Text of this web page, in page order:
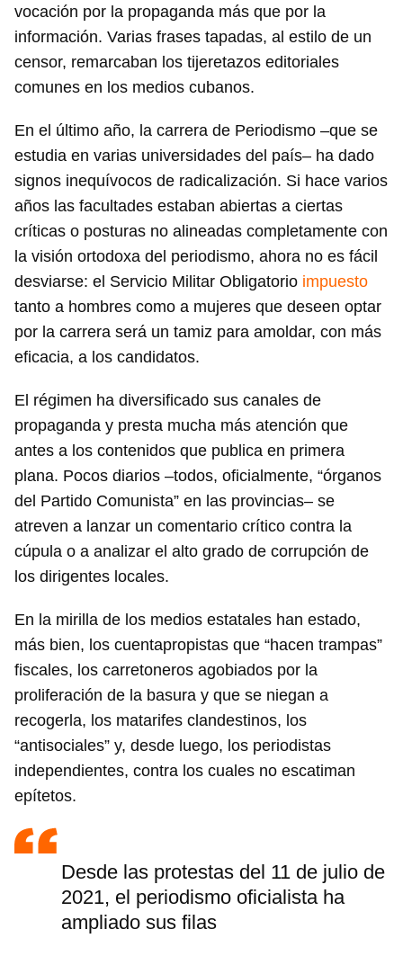
vocación por la propaganda más que por la
información. Varias frases tapadas, al estilo de un
censor, remarcaban los tijeretazos editoriales
comunes en los medios cubanos.
En el último año, la carrera de Periodismo –que se
estudia en varias universidades del país– ha dado
signos inequívocos de radicalización. Si hace varios
años las facultades estaban abiertas a ciertas
críticas o posturas no alineadas completamente con
la visión ortodoxa del periodismo, ahora no es fácil
desviarse: el Servicio Militar Obligatorio impuesto
tanto a hombres como a mujeres que deseen optar
por la carrera será un tamiz para amoldar, con más
eficacia, a los candidatos.
El régimen ha diversificado sus canales de
propaganda y presta mucha más atención que
antes a los contenidos que publica en primera
plana. Pocos diarios –todos, oficialmente, “órganos
del Partido Comunista” en las provincias– se
atreven a lanzar un comentario crítico contra la
cúpula o a analizar el alto grado de corrupción de
los dirigentes locales.
En la mirilla de los medios estatales han estado,
más bien, los cuentapropistas que “hacen trampas”
fiscales, los carretoneros agobiados por la
proliferación de la basura y que se niegan a
recogerla, los matarifes clandestinos, los
“antisociales” y, desde luego, los periodistas
independientes, contra los cuales no escatiman
epítetos.
Desde las protestas del 11 de julio de
2021, el periodismo oficialista ha
ampliado sus filas